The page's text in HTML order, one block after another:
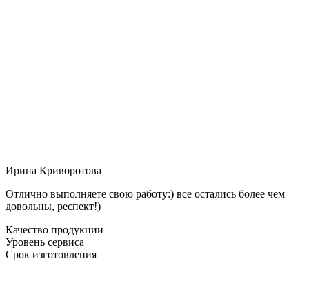
Ирина Криворотова
Отлично выполняете свою работу:) все остались более чем
довольны, респект!)
Качество продукции
Уровень сервиса
Срок изготовления